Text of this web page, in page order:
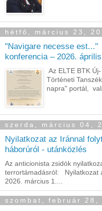
hétfő, március 23,
"Navigare necesse est..."
konferencia – 2026.
Az ELTE BTK
Történeti
napra" portál,
szerda, március 04,
Nyilatkozat az Iránnal
háborúról - utánközlés
Az anticionista zsidók
terrortámadásról: Nyilatkozat
2026. március 1....
szombat, február 28,